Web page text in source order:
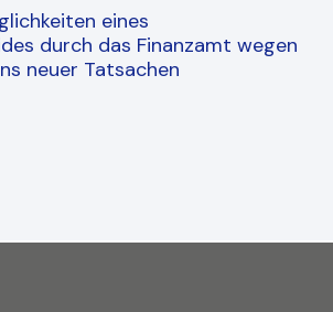
eines
durch das Finanzamt wegen
neuer Tatsachen